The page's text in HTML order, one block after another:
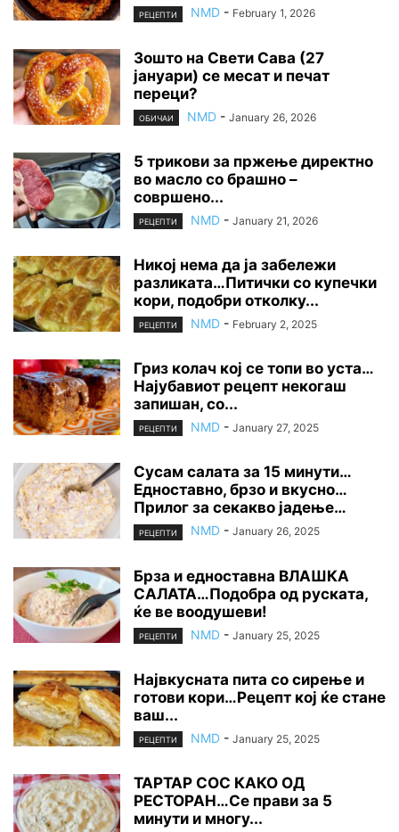
РЕЦЕПТИ NMD - February 1, 2026
Зошто на Свети Сава (27
јануари) се месат и печат
переци?
ОБИЧАИ NMD - January 26, 2026
5 трикови за пржење директно
во масло со брашно –
совршено...
РЕЦЕПТИ NMD - January 21, 2026
Никој нема да ја забележи
разликата…Питички со купечки
кори, подобри отколку...
РЕЦЕПТИ NMD - February 2, 2025
Гриз колач кој се топи во уста…
Најубавиот рецепт некогаш
запишан, со...
РЕЦЕПТИ NMD - January 27, 2025
Сусам салата за 15 минути…
Едноставно, брзо и вкусно…
Прилог за секакво јадење…
РЕЦЕПТИ NMD - January 26, 2025
Брза и едноставна ВЛАШКА
САЛАТА…Подобра од руската,
ќе ве воодушеви!
РЕЦЕПТИ NMD - January 25, 2025
Највкусната пита со сирење и
готови кори…Рецепт кој ќе стане
ваш...
РЕЦЕПТИ NMD - January 25, 2025
ТАРТАР СОС КАКО ОД
РЕСТОРАН…Се прави за 5
минути и многу...